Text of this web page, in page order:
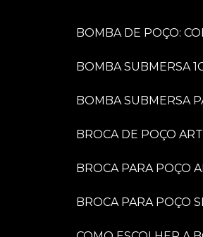
BOMBA DE POÇO:
BOMBA SUBMERSA
BOMBA SUBMERSA
BROCA DE POÇO
BROCA PARA POÇO
BROCA PARA POÇO